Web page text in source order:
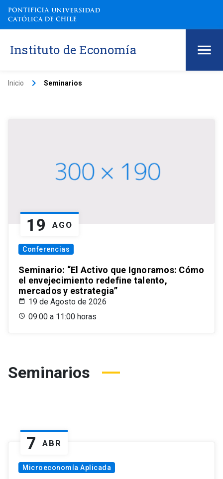
Instituto de Economía
Inicio keyboard_arrow_right Seminarios
19 AGO
Conferencias
Seminario: “El Activo que Ignoramos: Cómo
el envejecimiento redefine talento,
mercados y estrategia”
19 de Agosto de 2026
09:00 a 11:00 horas
Seminarios
7 ABR
Microeconomía Aplicada